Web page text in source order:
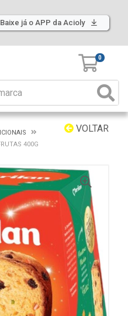
Baixe já o APP da Acioly
0
VOLTAR
400G